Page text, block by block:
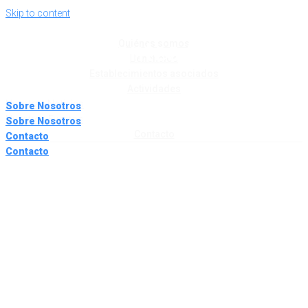
Skip to content
Nuestras Noticias
Nuestros Eventos
Sobre Nosotros
Sobre Nosotros
Contacto
Contacto